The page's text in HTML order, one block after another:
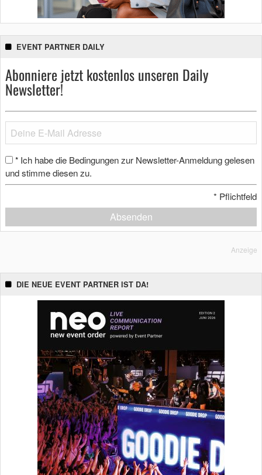
EVENT PARTNER DAILY
Abonniere jetzt kostenlos unseren Daily
Newsletter!
* Ich habe die Bedingungen zur Newsletter-Anmeldung gelesen
und stimme diesen zu.
* Pflichtfeld
Absenden
Anzeige
DIE NEUE EVENT PARTNER IST DA!